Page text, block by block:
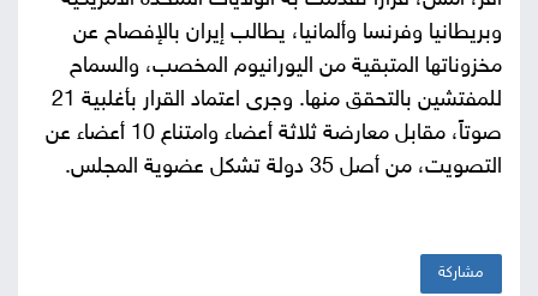
وبريطانيا وفرنسا وألمانيا، يطالب إيران بالإفصاح عن
مخزوناتها المتبقية من اليورانيوم المخصب، والسماح
للمفتشين بالتحقق منها. وجرى اعتماد القرار بأغلبية 21
صوتاً، مقابل معارضة ثلاثة أعضاء وامتناع 10 أعضاء عن
التصويت، من أصل 35 دولة تشكل عضوية المجلس.
مشاركة